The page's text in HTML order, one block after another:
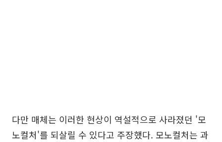
다만 매체는 이러한 현상이 역설적으로 사라졌던 '모
노컬처'를 되살릴 수 있다고 주장했다. 모노컬처는 과